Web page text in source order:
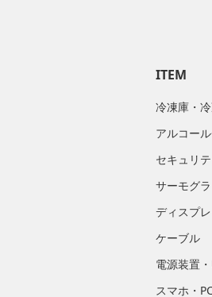
ITEM
冷凍庫・
アルコー
セキュリ
サーモグ
ディスプ
ケーブル
電源装置
スマホ・